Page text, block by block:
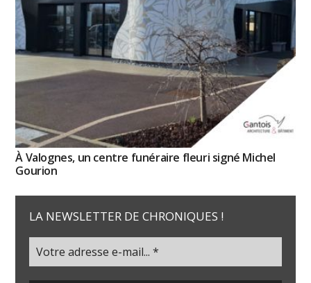
À Valognes, un centre funéraire fleuri signé Michel
Gourion
LA NEWSLETTER DE CHRONIQUES !